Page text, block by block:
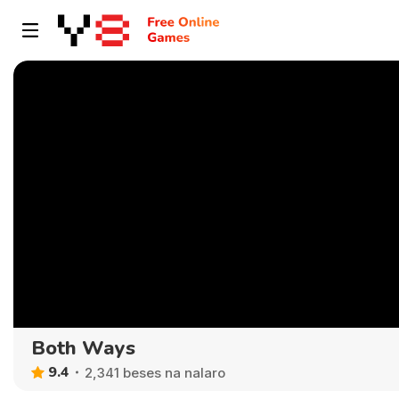
Both Ways
9.4 2,341 beses na nalaro